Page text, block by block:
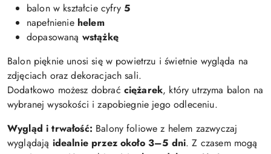
balon w kształcie cyfry5
napełnienie helem
dopasowaną wstążkę
Balon pięknie unosi się w powietrzu i świetnie wygląda na
zdjęciach oraz dekoracjach sali.
Dodatkowo możesz dobrać ciężarek, który utrzyma balon na
wybranej wysokości i zapobiegnie jego odleceniu.
Wygląd i trwałość: Balony foliowe z helem zazwyczaj
wyglądają idealnie przez około 3–5 dni. Z czasem mogą